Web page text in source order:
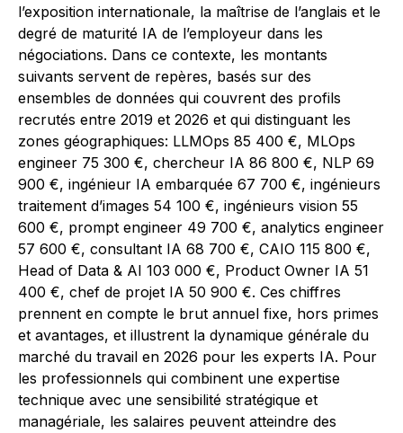
l’exposition internationale, la maîtrise de l’anglais et le
degré de maturité IA de l’employeur dans les
négociations. Dans ce contexte, les montants
suivants servent de repères, basés sur des
ensembles de données qui couvrent des profils
recrutés entre 2019 et 2026 et qui distinguant les
zones géographiques: LLMOps 85 400 €, MLOps
engineer 75 300 €, chercheur IA 86 800 €, NLP 69
900 €, ingénieur IA embarquée 67 700 €, ingénieurs
traitement d’images 54 100 €, ingénieurs vision 55
600 €, prompt engineer 49 700 €, analytics engineer
57 600 €, consultant IA 68 700 €, CAIO 115 800 €,
Head of Data & AI 103 000 €, Product Owner IA 51
400 €, chef de projet IA 50 900 €. Ces chiffres
prennent en compte le brut annuel fixe, hors primes
et avantages, et illustrent la dynamique générale du
marché du travail en 2026 pour les experts IA. Pour
les professionnels qui combinent une expertise
technique avec une sensibilité stratégique et
managériale, les salaires peuvent atteindre des